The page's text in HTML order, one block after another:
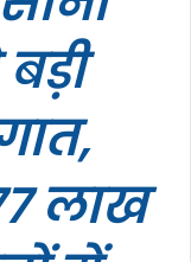
लाख